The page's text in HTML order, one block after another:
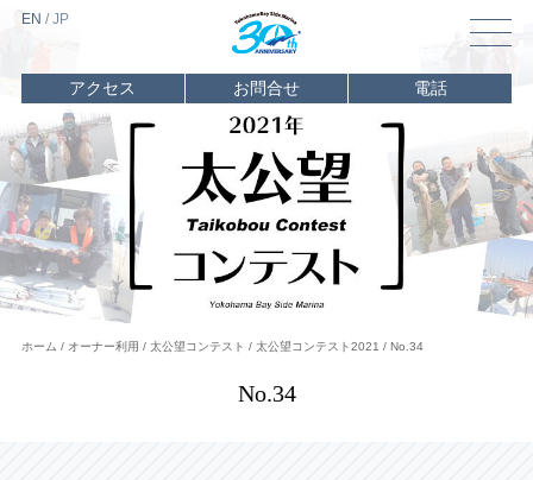
トップ
マリーナ情報
海遊び情報
レンタル ・ チャーター
イベント
アクセス お問合せ 電話
EN /J P
ホーム オーナー利用 太公望コンテスト 太公望コンテスト2021 No.34
No.34